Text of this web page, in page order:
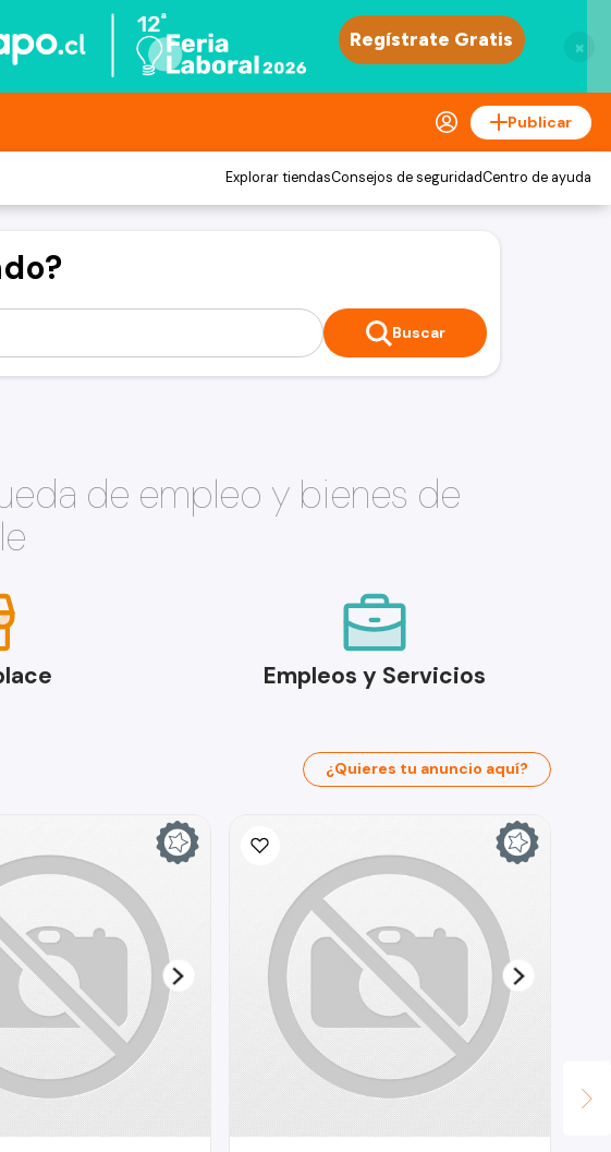
×
Publicar
Explorar tiendasConsejos de seguridadCentro de ayuda
Buscar
de empleo y bienes de
Empleos y Servicios
¿Quieres tu anuncio aquí?